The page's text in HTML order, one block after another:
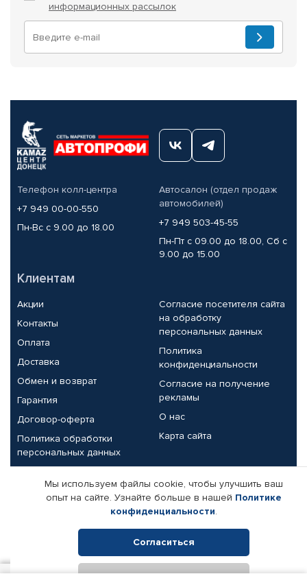
информационных рассылок
Телефон колл-центра
+7 949 00-00-550
Пн-Вс с 9.00 до 18.00
Автосалон (отдел продаж
автомобилей)
+7 949 503-45-55
Пн-Пт с 09.00 до 18.00, Сб с
9.00 до 15.00
Клиентам
Акции
Контакты
Оплата
Доставка
Обмен и возврат
Гарантия
Договор-оферта
Политика обработки
персональных данных
Согласие посетителя сайта
на обработку
персональных данных
Политика
конфиденциальности
Согласие на получение
рекламы
О нас
Карта сайта
Партнерам
Корпоративным клиентам
Поставщикам
Реквизиты компании
Мы используем файлы cookie, чтобы улучшить ваш
опыт на сайте. Узнайте больше в нашей Политике
конфиденциальности.
Согласиться